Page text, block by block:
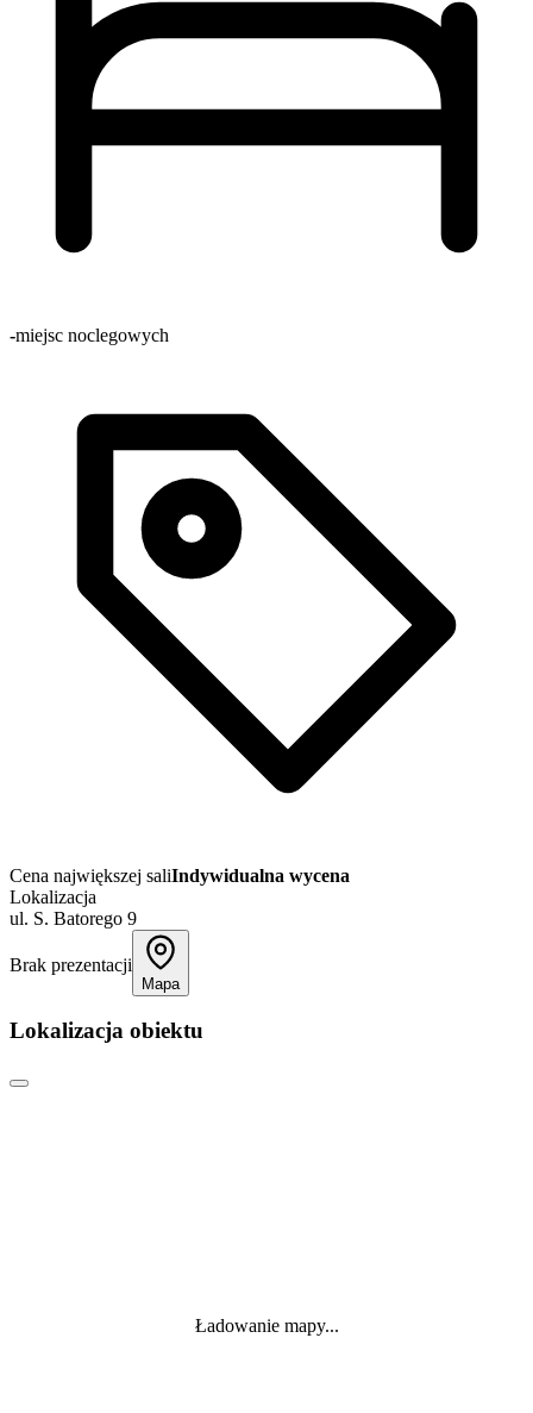
-miejsc noclegowych
Cena największej saliIndywidualna wycena
Lokalizacja
ul. S. Batorego 9
Brak prezentacji
Mapa
Lokalizacja obiektu
Ładowanie mapy...